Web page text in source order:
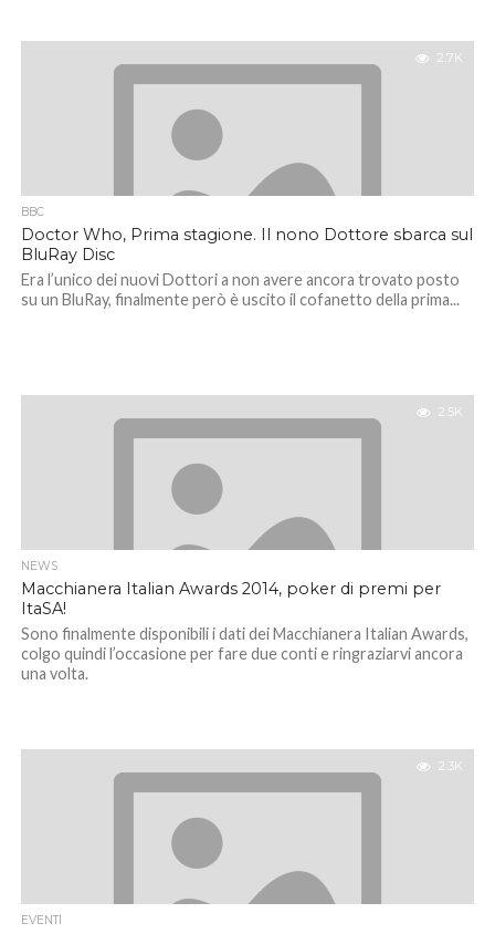
2.7K
BBC
Doctor Who, Prima stagione. Il nono Dottore sbarca sul
BluRay Disc
Era l’unico dei nuovi Dottori a non avere ancora trovato posto
su un BluRay, finalmente però è uscito il cofanetto della prima...
2.5K
NEWS
Macchianera Italian Awards 2014, poker di premi per
ItaSA!
Sono finalmente disponibili i dati dei Macchianera Italian Awards,
colgo quindi l’occasione per fare due conti e ringraziarvi ancora
una volta.
2.3K
EVENTI